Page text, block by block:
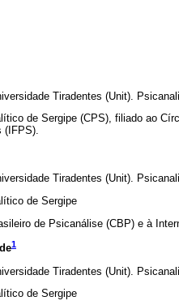
Tiradentes (Unit).
de Sergipe (CPS), filiado ao
(IFPS).
Tiradentes (Unit).
de Sergipe
de Psicanálise (CBP) e à
1
Tiradentes (Unit).
de Sergipe